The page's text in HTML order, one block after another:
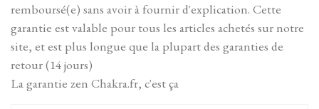
remboursé(e) sans avoir à fournir d'explication. Cette
garantie est valable pour tous les articles achetés sur notre
site, et est plus longue que la plupart des garanties de
retour (14 jours)
La garantie zen Chakra.fr, c'est ça